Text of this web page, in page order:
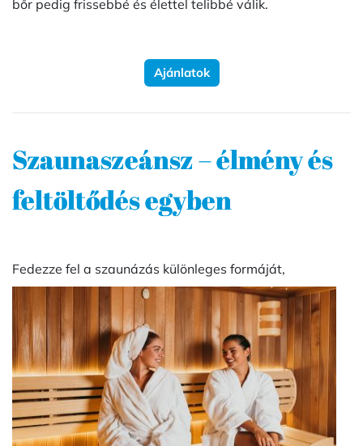
bőr pedig frissebbé és élettel telibbé válik.
Ajánlatok
Szaunaszeánsz – élmény és
feltöltődés egyben
Fedezze fel a szaunázás különleges formáját,